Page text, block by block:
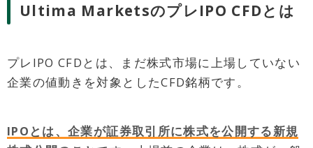
Ultima MarketsのプレIPO CFDとは
プレIPO CFDとは、まだ株式市場に上場していない
企業の値動きを対象としたCFD銘柄です。
IPOとは、企業が証券取引所に株式を公開する新規